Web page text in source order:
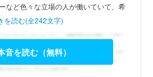
など色々な立場の人が働いていて、希
を読む(全242文字)
音を読む（無料）